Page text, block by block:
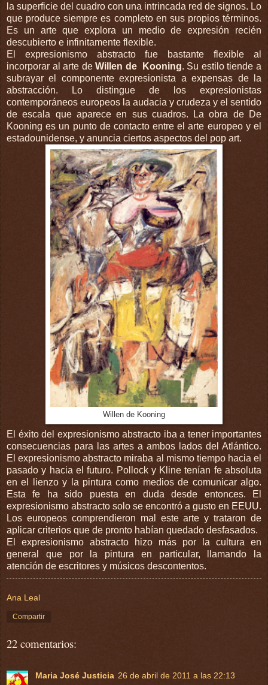
la superficie del cuadro con una intrincada red de signos. Lo
que produce siempre es completo en sus propios términos.
Es un arte que explora un medio de expresión recién
descubierto e infinitamente flexible.
El expresionismo abstracto fue bastante flexible al
incorporar al arte deWillen de Kooning. Su estilo tiende a
subrayar el componente expresionista a expensas de la
abstracción. Lo distingue de los expresionistas
contemporáneos europeos la audacia y crudeza y el sentido
de escala que aparece en sus cuadros. La obra de De
Kooning es un punto de contacto entre el arte europeo y el
estadounidense, y anuncia ciertos aspectos del pop art.
Willen de Kooning
El éxito del expresionismo abstracto iba a tener importantes
consecuencias para las artes a ambos lados del Atlántico.
El expresionismo abstracto miraba al mismo tiempo hacia el
pasado y hacia el futuro. Pollock y Kline tenían fe absoluta
en el lienzo y la pintura como medios de comunicar algo.
Esta fe ha sido puesta en duda desde entonces. El
expresionismo abstracto solo se encontró a gusto en EEUU.
Los europeos comprendieron mal este arte y trataron de
aplicar criterios que de pronto habían quedado desfasados.
El expresionismo abstracto hizo más por la cultura en
general que por la pintura en particular, llamando la
atención de escritores y músicos descontentos.
Ana Leal
Compartir
22 comentarios:
Maria José Justicia 26 de abril de 2011 a las 22:13